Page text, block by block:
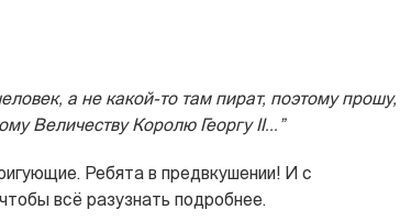
а не какой-то там пират, поэтому прошу,
Величеству Королю Георгу II...”
Ребята в предвкушении! И с
всё разузнать подробнее.